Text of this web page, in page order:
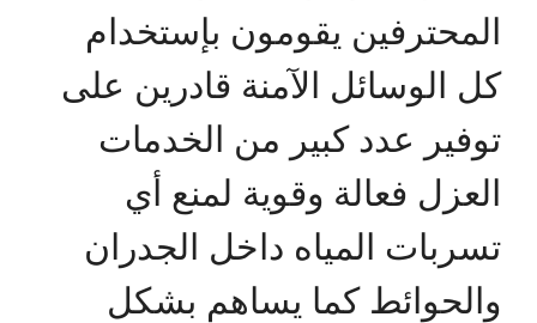
المحترفين يقومون بإستخدام
كل الوسائل الآمنة قادرين على
توفير عدد كبير من الخدمات
العزل فعالة وقوية لمنع أي
تسربات المياه داخل الجدران
والحوائط كما يساهم بشكل